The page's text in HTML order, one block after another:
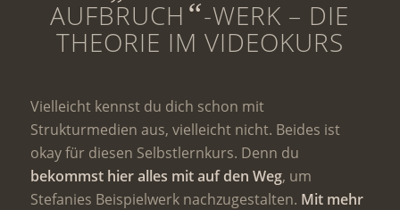
AUFBRUCH “-WERK – DIE
THEORIE IM VIDEOKURS
Vielleicht kennst du dich schon mit
Strukturmedien aus, vielleicht nicht. Beides ist
okay für diesen Selbstlernkurs. Denn du
bekommst hier alles mit auf den Weg, um
Stefanies Beispielwerk nachzugestalten. Mit mehr